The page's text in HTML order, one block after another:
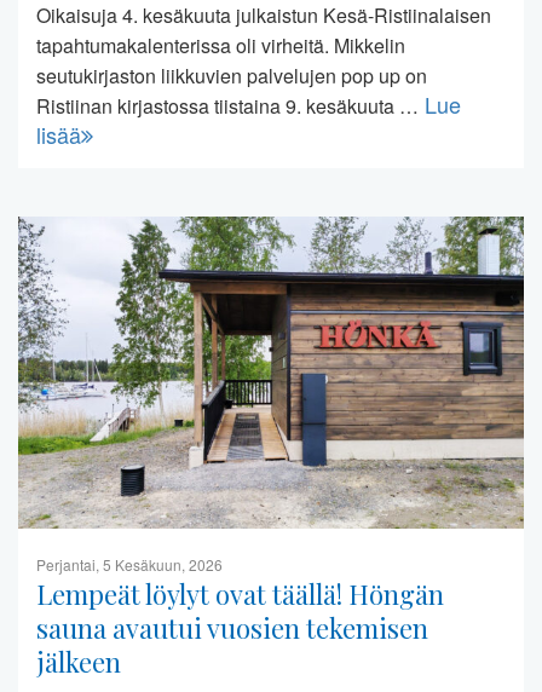
Oikaisuja 4. kesäkuuta julkaistun Kesä-Ristiinalaisen
tapahtumakalenterissa oli virheitä. Mikkelin
seutukirjaston liikkuvien palvelujen pop up on
Ristiinan kirjastossa tiistaina 9. kesäkuuta … Lue
lisää
Perjantai, 5 Kesäkuun, 2026
Lempeät löylyt ovat täällä! Höngän
sauna avautui vuosien tekemisen
jälkeen